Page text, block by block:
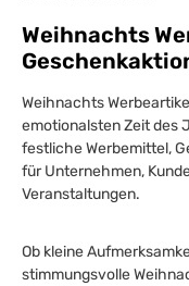
Weihnachts
Weihnachts
emotionalsten Zeit des
festliche Werbemittel,
für Unternehmen,
Veranstaltungen.
Ob kleine
stimmungsvolle